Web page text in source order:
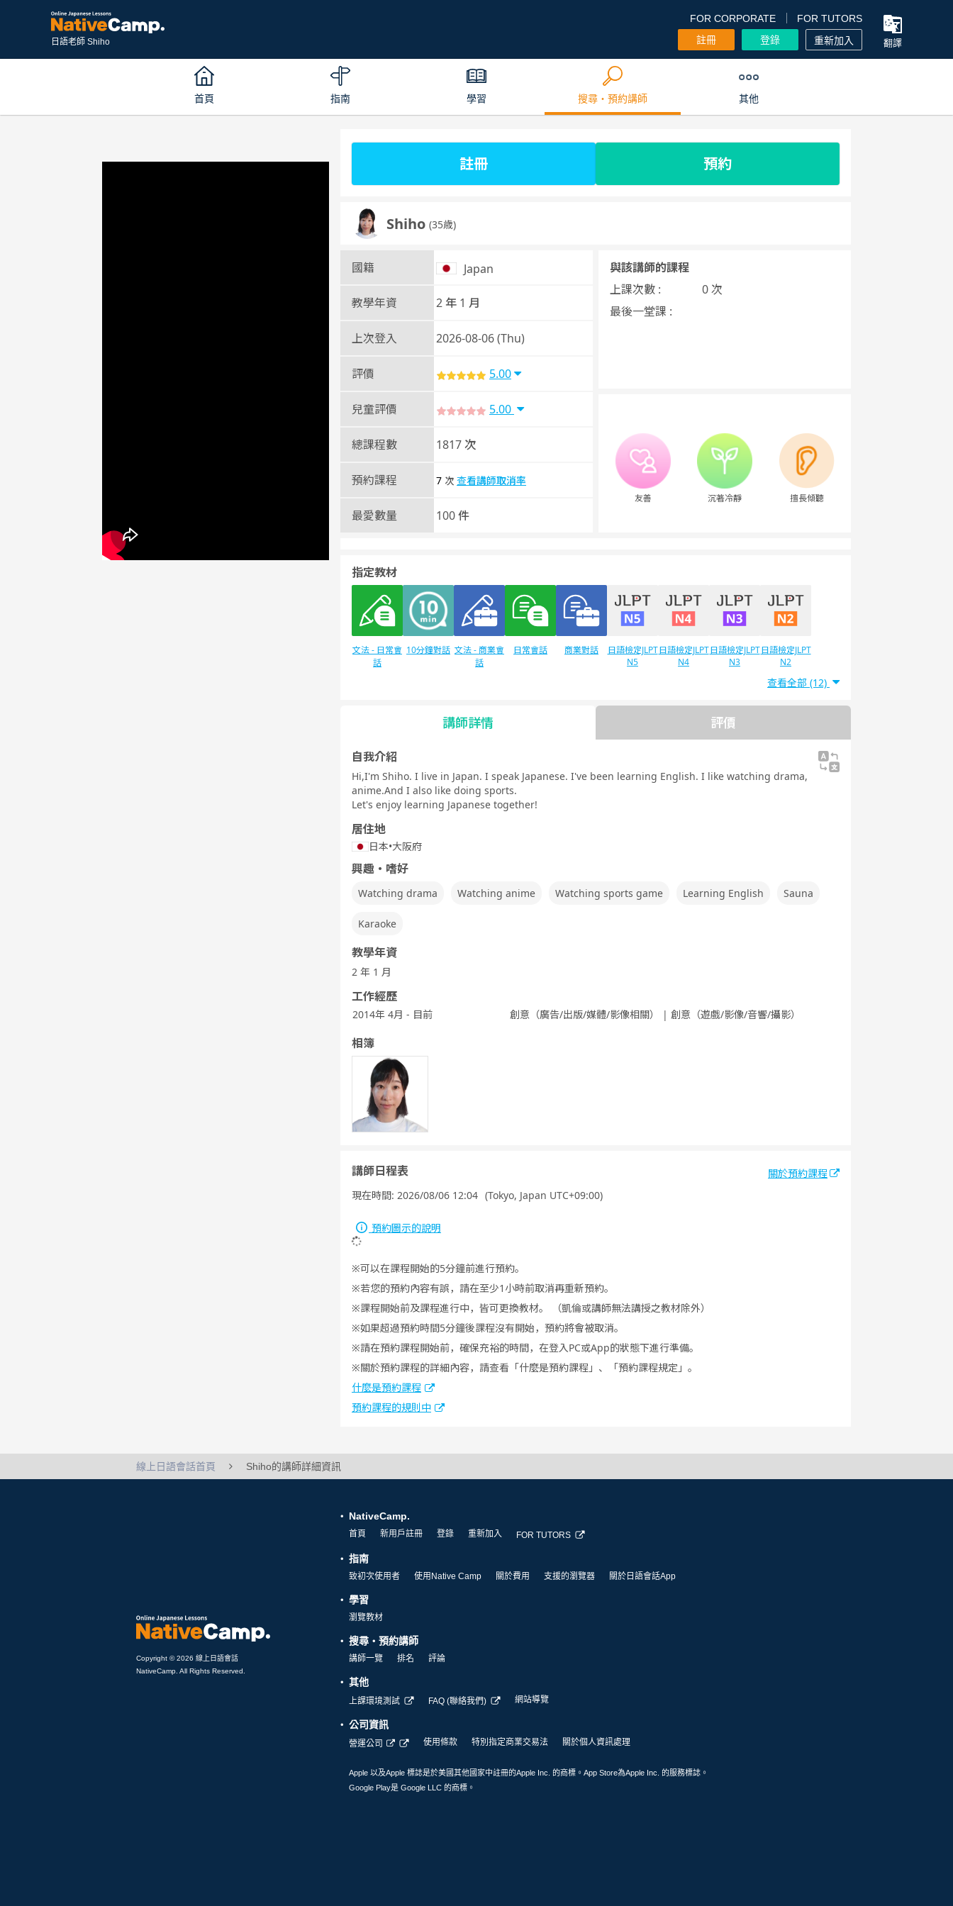
日語老師 Shiho
FOR CORPORATE
FOR TUTORS
註冊
登錄 重新加入 翻譯
首頁 指南 學習 搜尋・預約講師 其他
註冊 預約
Shiho (35歳)
國籍 Japan
教學年資 2 年 1 月
上次登入 2026-08-06 (Thu)
評價 5.00
兒童評價 5.00
總課程數 1817 次
預約課程 7 次 查看講師取消率
最愛數量 100 件
與該講師的課程
上課次數 :
0 次
最後一堂課 :
友善 沉著冷靜 擅長傾聽
指定教材
文法 - 日常會
話
10分鐘對話 文法 - 商業會
話
日常會話 商業對話
日語檢定JLPT
N5
日語檢定JLPT
N4
日語檢定JLPT
N3
日語檢定JLPT
N2
查看全部 (12)
講師詳情 評價
自我介紹
Hi,I'm Shiho. I live in Japan. I speak Japanese. I've been learning English. I like watching drama,
anime.And I also like doing sports.
Let's enjoy learning Japanese together!
居住地
日本•大阪府
興趣・嗜好
Watching drama Watching anime Watching sports game Learning English Sauna
Karaoke
教學年資
2 年 1 月
工作經歷
2014年 4月 - 目前 創意（廣告/出版/媒體/影像相關） | 創意（遊戲/影像/音響/攝影）
相簿
講師日程表
關於預約課程
現在時間: 2026/08/06 12:04 (Tokyo, Japan UTC+09:00)
預約圖示的說明
可以在課程開始的5分鐘前進行預約。
若您的預約內容有誤，請在至少1小時前取消再重新預約。
課程開始前及課程進行中，皆可更換教材。 （凱倫或講師無法講授之教材除外）
如果超過預約時間5分鐘後課程沒有開始，預約將會被取消。
請在預約課程開始前，確保充裕的時間，在登入PC或App的狀態下進行準備。
關於預約課程的詳細內容，請查看「什麼是預約課程」、「預約課程規定」。
什麼是預約課程
預約課程的規則中
線上日語會話首頁 Shiho的講師詳細資訊
Copyright © 2026 線上日語會話
NativeCamp. All Rights Reserved.
NativeCamp.
首頁 新用戶註冊 登錄 重新加入 FOR TUTORS
指南
致初次使用者 使用Native Camp 關於費用 支援的瀏覽器 關於日語會話App
學習
瀏覽教材
搜尋・預約講師
講師一覽 排名 評論
其他
上課環境測試 FAQ (聯絡我們) 網站導覽
公司資訊
營運公司 使用條款 特別指定商業交易法 關於個人資訊處理
Apple 以及Apple 標誌是於美國其他國家中註冊的Apple Inc. 的商標。App Store為Apple Inc. 的服務標誌。
Google Play是 Google LLC 的商標。